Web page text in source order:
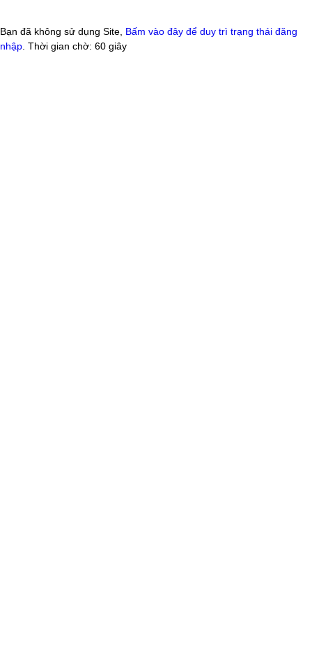
Bạn đã không sử dụng Site, Bấm vào đây để duy trì trạng thái đăng
nhập . Thời gian chờ: 60 giây